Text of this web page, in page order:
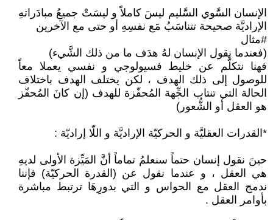
الإنسان السَّوي السَّليم ليسَ كاملاً و ليسَتْ جميعُ مبادَراتهِ
الإراديَّة صحيحة تتناسَبُ مَع نفسِهِ أو حتى مع الآخرين
#مثال
(فعندما نقول الإنسان لهُ هدَف ما من ذلك الشَّيء)
فهنا نتكلَّم عن خليط فسيولوجي و نفسي يعملا معاً
للوصول إلى ذلك الهدف ، لكن يختلف الهدف باختلاف
الحالة التي تنتاب الجِّهة المُحفّزة للهدف (إن كانَ المُحفّز
هو العقل أو الشُّعور)
*القدرات العقليَّة و الحركيّة الإراديَّة و اللّا إراديّة :
حينَ نقول إنسان حتماً سنعلمُ تماماً أنَّ المَيِّزة الأولى لديهِ
هي العقل ، و عندما نقول عن (القدرة الحركيّة) فإننا
ندمج العقل مع الحواس و التي بدورِهَا ترتبط مباشرة
بأوامر العقل .